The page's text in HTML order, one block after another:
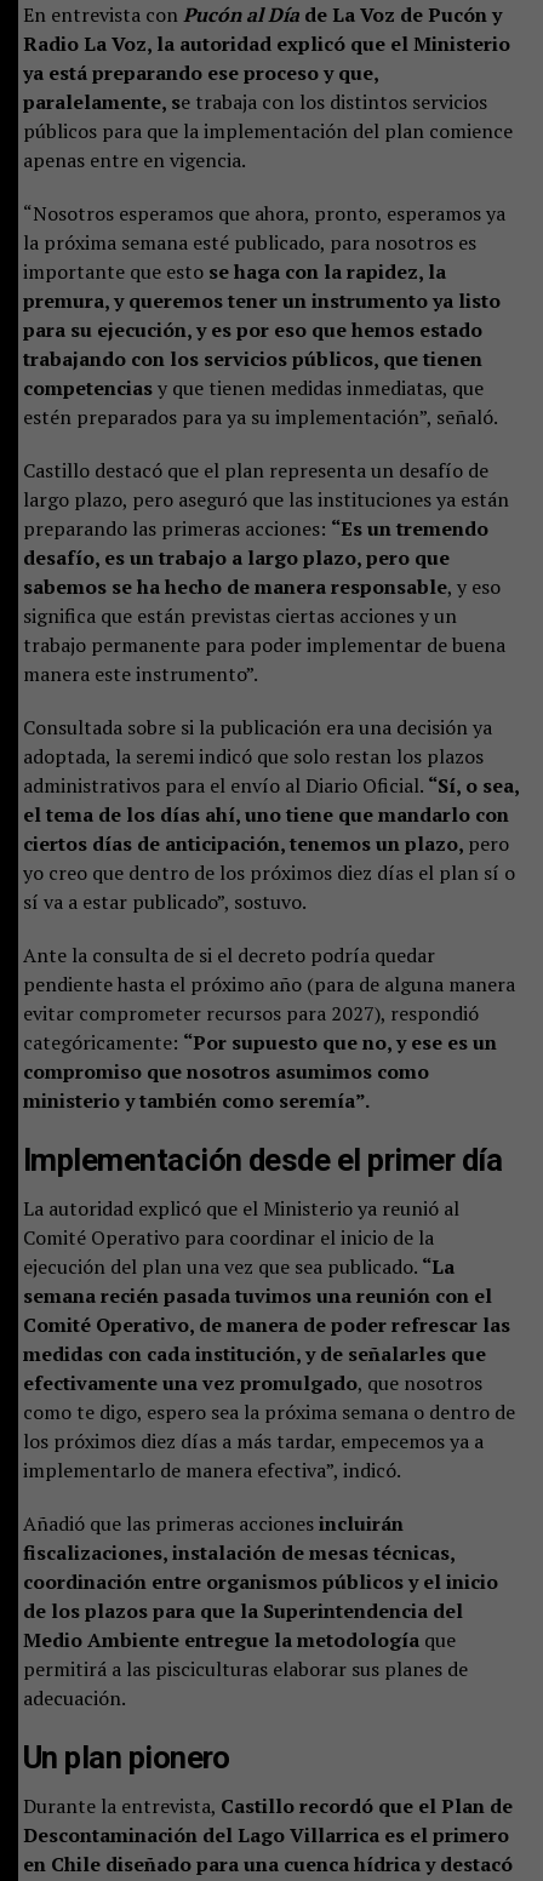
En entrevista conPucón al Díade La Voz de Pucón y
Radio La Voz, la autoridad explicó que el Ministerio
ya está preparando ese proceso y que,
paralelamente, se trabaja con los distintos servicios
públicos para que la implementación del plan comience
apenas entre en vigencia.
“Nosotros esperamos que ahora, pronto, esperamos ya
la próxima semana esté publicado, para nosotros es
importante que esto se haga con la rapidez, la
premura, y queremos tener un instrumento ya listo
para su ejecución, y es por eso que hemos estado
trabajando con los servicios públicos, que tienen
competenciasy que tienen medidas inmediatas, que
estén preparados para ya su implementación”, señaló.
Castillo destacó que el plan representa un desafío de
largo plazo, pero aseguró que las instituciones ya están
preparando las primeras acciones: “Es un tremendo
desafío, es un trabajo a largo plazo, pero que
sabemos se ha hecho de manera responsable, y eso
significa que están previstas ciertas acciones y un
trabajo permanente para poder implementar de buena
manera este instrumento”.
Consultada sobre si la publicación era una decisión ya
adoptada, la seremi indicó que solo restan los plazos
administrativos para el envío al Diario Oficial. “Sí, o sea,
el tema de los días ahí, uno tiene que mandarlo con
ciertos días de anticipación, tenemos un plazo, pero
yo creo que dentro de los próximos diez días el plan sí o
sí va a estar publicado”, sostuvo.
Ante la consulta de si el decreto podría quedar
pendiente hasta el próximo año (para de alguna manera
evitar comprometer recursos para 2027), respondió
categóricamente: “Por supuesto que no, y ese es un
compromiso que nosotros asumimos como
ministerio y también como seremía”.
Implementación desde el primer día
La autoridad explicó que el Ministerio ya reunió al
Comité Operativo para coordinar el inicio de la
ejecución del plan una vez que sea publicado. “La
semana recién pasada tuvimos una reunión con el
Comité Operativo, de manera de poder refrescar las
medidas con cada institución, y de señalarles que
efectivamente una vez promulgado, que nosotros
como te digo, espero sea la próxima semana o dentro de
los próximos diez días a más tardar, empecemos ya a
implementarlo de manera efectiva”, indicó.
Añadió que las primeras accionesincluirán
fiscalizaciones, instalación de mesas técnicas,
coordinación entre organismos públicos y el inicio
de los plazos para que la Superintendencia del
Medio Ambiente entregue la metodología que
permitirá a las pisciculturas elaborar sus planes de
adecuación.
Un plan pionero
Durante la entrevista, Castillo recordó que el Plan de
Descontaminación del Lago Villarrica es el primero
en Chile diseñado para una cuenca hídrica y destacó